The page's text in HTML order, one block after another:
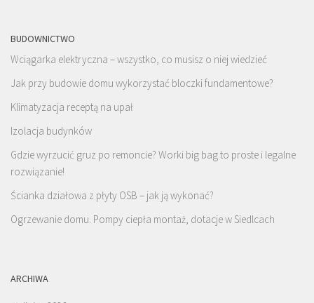
BUDOWNICTWO
Wciągarka elektryczna – wszystko, co musisz o niej wiedzieć
Jak przy budowie domu wykorzystać bloczki fundamentowe?
Klimatyzacja receptą na upał
Izolacja budynków
Gdzie wyrzucić gruz po remoncie? Worki big bag to proste i legalne
rozwiązanie!
Ścianka działowa z płyty OSB – jak ją wykonać?
Ogrzewanie domu. Pompy ciepła montaż, dotacje w Siedlcach
ARCHIWA